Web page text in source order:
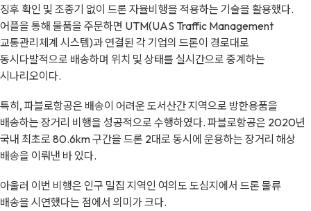
징후 확인 및 조종기 없이 드론 자율비행을 적용하는 기술을 활용했다.
어플을 통해 물품을 주문하면 UTM(UAS Traffic Management
교통관리체계 시스템)과 연결된 각 기업의 드론이 경로대로
동시다발적으로 배송하며 위치 및 상태를 실시간으로 중계하는
시나리오이다.
특히, 파블로항공은 배송이 어려운 도서산간 지역으로 방한용품을
배송하는 장거리 비행을 성공적으로 수행하였다. 파블로항공은 2020년
국내 최초로 80.6km 구간을 드론 2대로 동시에 운용하는 장거리 해상
배송을 이뤄낸 바 있다.
아울러 이번 비행은 인구 밀집 지역인 여의도 도심지에서 드론 물류
배송을 시연했다는 점에서 의미가 크다.